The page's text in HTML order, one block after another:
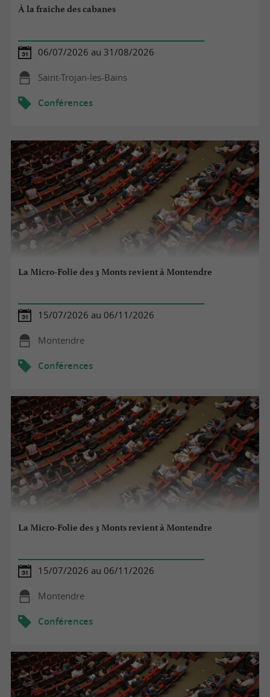
À la fraîche des cabanes
06/07/2026 au 31/08/2026
Saint-Trojan-les-Bains
Conférences
La Micro-Folie des 3 Monts revient à Montendre
15/07/2026 au 06/11/2026
Montendre
Conférences
La Micro-Folie des 3 Monts revient à Montendre
15/07/2026 au 06/11/2026
Montendre
Conférences